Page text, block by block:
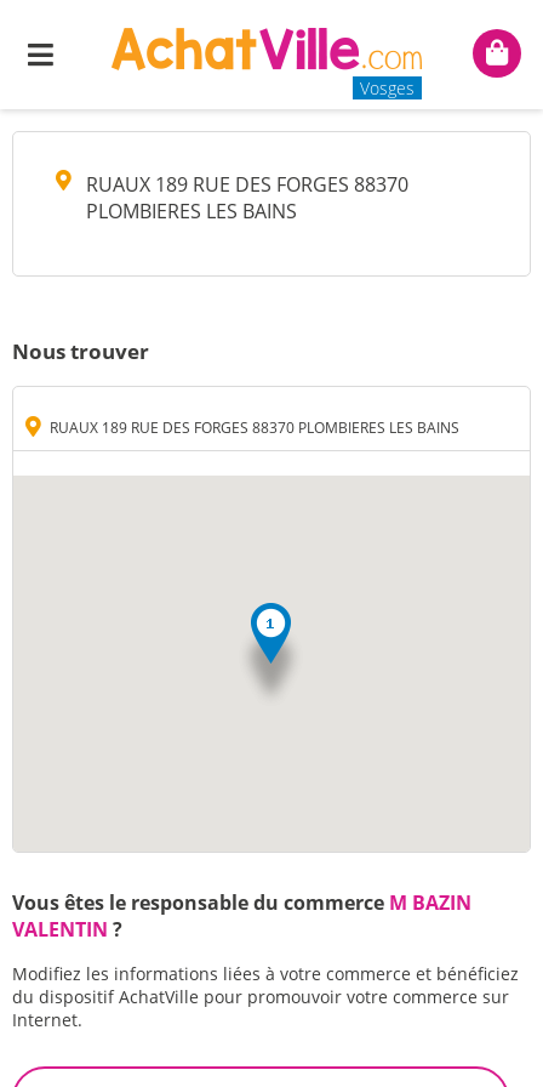
Menu
Vosges
Mon
M BAZIN VALENTIN
RUAUX 189 RUE DES FORGES 88370
PLOMBIERES LES BAINS
Nous trouver
RUAUX 189 RUE DES FORGES 88370 PLOMBIERES LES BAINS
Vous êtes le responsable du commerce M BAZIN
VALENTIN ?
Modifiez les informations liées à votre commerce et bénéficiez
du dispositif AchatVille pour promouvoir votre commerce sur
Internet.